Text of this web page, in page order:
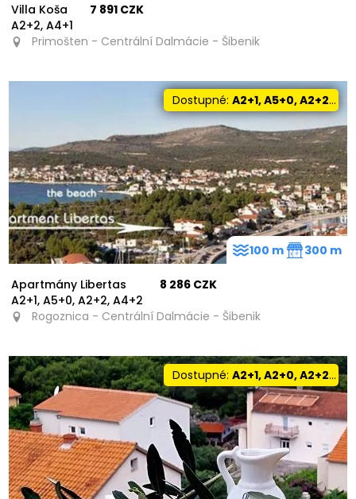
Villa Koša
A2+2, A4+1
7 891 CZK
Primošten - Centrální Dalmácie - Šibenik
Dostupné:A2+1, A5+0, A2+2, A4+2
Apartmány Libertas
A2+1, A5+0, A2+2, A4+2
8 286 CZK
Rogoznica - Centrální Dalmácie - Šibenik
100 m 300 m
Dostupné:A2+1, A2+0, A2+2, A6+2